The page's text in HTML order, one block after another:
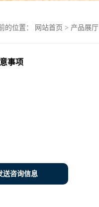
的位置： 网站首页 > 产品展厅
事项
送咨询信息